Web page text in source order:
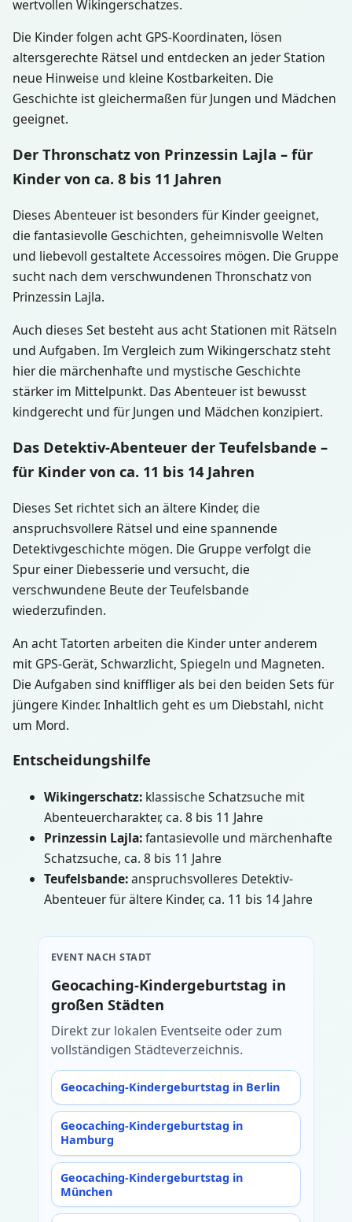
wertvollen Wikingerschatzes.
Die Kinder folgen acht GPS-Koordinaten, lösen
altersgerechte Rätsel und entdecken an jeder Station
neue Hinweise und kleine Kostbarkeiten. Die
Geschichte ist gleichermaßen für Jungen und Mädchen
geeignet.
Der Thronschatz von Prinzessin Lajla – für
Kinder von ca. 8 bis 11 Jahren
Dieses Abenteuer ist besonders für Kinder geeignet,
die fantasievolle Geschichten, geheimnisvolle Welten
und liebevoll gestaltete Accessoires mögen. Die Gruppe
sucht nach dem verschwundenen Thronschatz von
Prinzessin Lajla.
Auch dieses Set besteht aus acht Stationen mit Rätseln
und Aufgaben. Im Vergleich zum Wikingerschatz steht
hier die märchenhafte und mystische Geschichte
stärker im Mittelpunkt. Das Abenteuer ist bewusst
kindgerecht und für Jungen und Mädchen konzipiert.
Das Detektiv-Abenteuer der Teufelsbande –
für Kinder von ca. 11 bis 14 Jahren
Dieses Set richtet sich an ältere Kinder, die
anspruchsvollere Rätsel und eine spannende
Detektivgeschichte mögen. Die Gruppe verfolgt die
Spur einer Diebesserie und versucht, die
verschwundene Beute der Teufelsbande
wiederzufinden.
An acht Tatorten arbeiten die Kinder unter anderem
mit GPS-Gerät, Schwarzlicht, Spiegeln und Magneten.
Die Aufgaben sind kniffliger als bei den beiden Sets für
jüngere Kinder. Inhaltlich geht es um Diebstahl, nicht
um Mord.
Entscheidungshilfe
Wikingerschatz: klassische Schatzsuche mit
Abenteuercharakter, ca. 8 bis 11 Jahre
Prinzessin Lajla:fantasievolle und märchenhafte
Schatzsuche, ca. 8 bis 11 Jahre
Teufelsbande:anspruchsvolleres Detektiv-
Abenteuer für ältere Kinder, ca. 11 bis 14 Jahre
EVENT NACH STADT
Geocaching-Kindergeburtstag in
großen Städten
Direkt zur lokalen Eventseite oder zum
vollständigen Städteverzeichnis.
Geocaching-Kindergeburtstag in Berlin
Geocaching-Kindergeburtstag in
Hamburg
Geocaching-Kindergeburtstag in
München